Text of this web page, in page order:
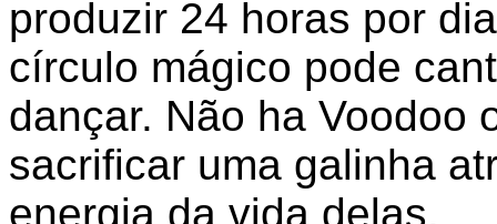
produzir 24 horas por
círculo mágico pode
dançar. Não ha Voodoo
sacrificar uma galinha
energia da vida delas.